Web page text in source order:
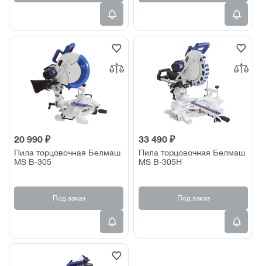
20 990 ₽
Пила торцовочная Белмаш
MS B-305
Под заказ
33 490 ₽
Пила торцовочная Белмаш
MS B-305H
Под заказ